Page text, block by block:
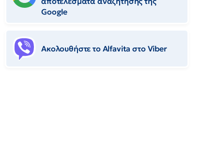
Google
Ακολουθήστε το Αlfavita στο Viber